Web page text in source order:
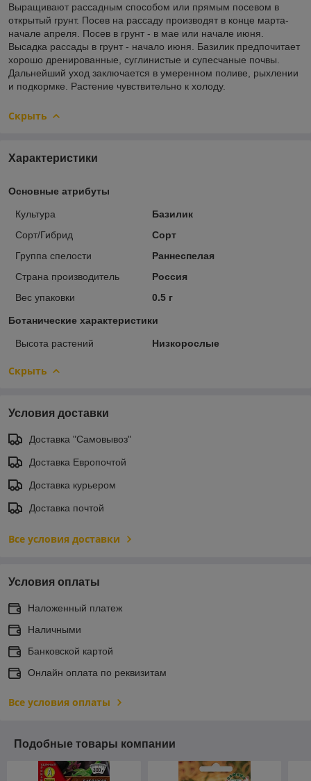
Выращивают рассадным способом или прямым посевом в
открытый грунт. Посев на рассаду производят в конце марта-
начале апреля. Посев в грунт - в мае или начале июня.
Высадка рассады в грунт - начало июня. Базилик предпочитает
хорошо дренированные, суглинистые и супесчаные почвы.
Дальнейший уход заключается в умеренном поливе, рыхлении
и подкормке. Растение чувствительно к холоду.
Скрыть
Характеристики
Основные атрибуты
Культура
Базилик
Сорт/Гибрид
Сорт
Группа спелости
Раннеспелая
Страна производитель
Россия
Вес упаковки
0.5 г
Ботанические характеристики
Высота растений Низкорослые
Скрыть
Условия доставки
Доставка "Самовывоз"
Доставка Европочтой
Доставка курьером
Доставка почтой
Все условия доставки
Условия оплаты
Наложенный платеж
Наличными
Банковской картой
Онлайн оплата по реквизитам
Все условия оплаты
Подобные товары компании